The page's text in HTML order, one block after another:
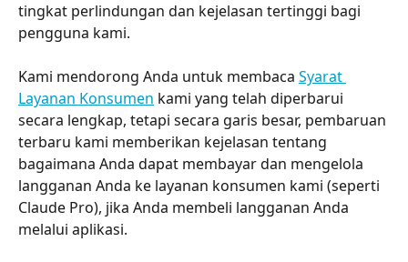
tingkat perlindungan dan kejelasan tertinggi bagi
pengguna kami.
Kami mendorong Anda untuk membaca Syarat
Layanan Konsumen kami yang telah diperbarui
secara lengkap, tetapi secara garis besar, pembaruan
terbaru kami memberikan kejelasan tentang
bagaimana Anda dapat membayar dan mengelola
langganan Anda ke layanan konsumen kami (seperti
Claude Pro), jika Anda membeli langganan Anda
melalui aplikasi.